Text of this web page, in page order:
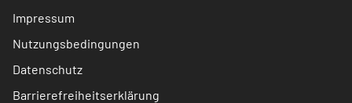
Impressum
Nutzungsbedingungen
Datenschutz
Barrierefreiheitserklärung